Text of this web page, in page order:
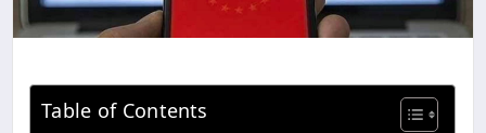
Table of Contents